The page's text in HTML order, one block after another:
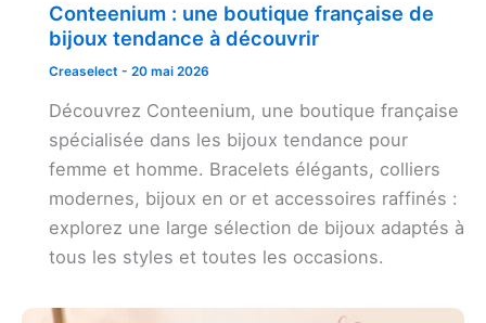
Conteenium : une boutique française de
bijoux tendance à découvrir
Creaselect - 20 mai 2026
Découvrez Conteenium, une boutique française
spécialisée dans les bijoux tendance pour
femme et homme. Bracelets élégants, colliers
modernes, bijoux en or et accessoires raffinés :
explorez une large sélection de bijoux adaptés à
tous les styles et toutes les occasions.